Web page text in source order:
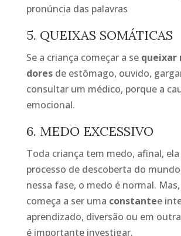
pronúncia das palavras
5. QUEIXAS SOMÁTICAS
Se a criança começar a se queixar
doresde estômago, ouvido,
consultar um médico, porque a
emocional.
6. MEDO EXCESSIVO
Toda criança tem medo, afinal,
processo de descoberta do
nessa fase, o medo é normal.
começa a ser uma constantee
aprendizado, diversão ou em
é importante investigar.